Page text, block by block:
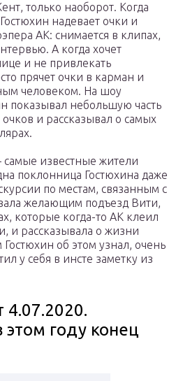
только наоборот. Когда
надевает очки и
АК: снимается в клипах,
А когда хочет
и не привлекать
прячет очки в карман и
человеком. На шоу
показывал небольшую часть
и рассказывал о самых
известные жители
поклонница Гостюхина даже
по местам, связанным с
желающим подъезд Вити,
которые когда-то АК клеил
и рассказывала о жизни
Гостюхин об этом узнал, очень
у себя в инсте заметку из
4.07.2020.
году конец